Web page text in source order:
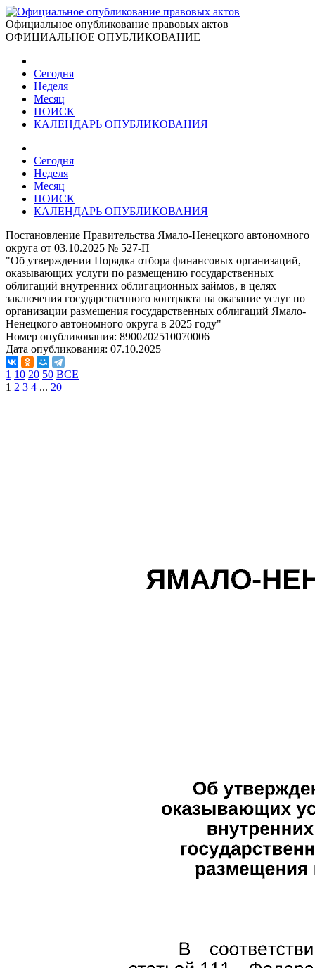
Официальное опубликование правовых актов
ОФИЦИАЛЬНОЕ ОПУБЛИКОВАНИЕ
Сегодня
Неделя
Месяц
ПОИСК
КАЛЕНДАРЬ ОПУБЛИКОВАНИЯ
Сегодня
Неделя
Месяц
ПОИСК
КАЛЕНДАРЬ ОПУБЛИКОВАНИЯ
Постановление Правительства Ямало-Ненецкого автономного
округа от 03.10.2025 № 527-П
"Об утверждении Порядка отбора финансовых организаций,
оказывающих услуги по размещению государственных
облигаций внутренних облигационных займов, в целях
заключения государственного контракта на оказание услуг по
организации размещения государственных облигаций Ямало-
Ненецкого автономного округа в 2025 году"
Номер опубликования: 8900202510070006
Дата опубликования: 07.10.2025
1 10 20 50 ВСЕ
1 2 3 4 ... 20